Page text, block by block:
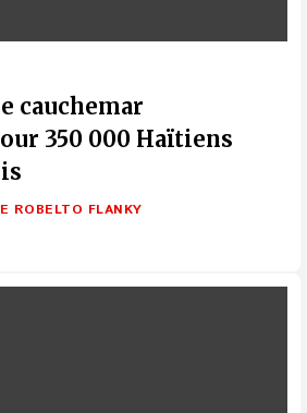
cauchemar
350 000 Haïtiens
ROBELTO FLANKY